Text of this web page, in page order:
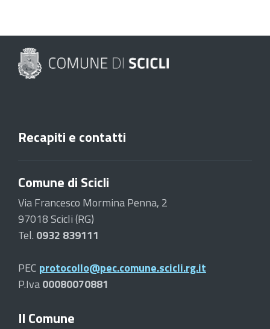
Recapiti e contatti
Comune di Scicli
Via Francesco Mormina Penna, 2
97018 Scicli (RG)
Tel. 0932 839111
PEC protocollo@pec.comune.scicli.rg.it
P.Iva00080070881
Il Comune